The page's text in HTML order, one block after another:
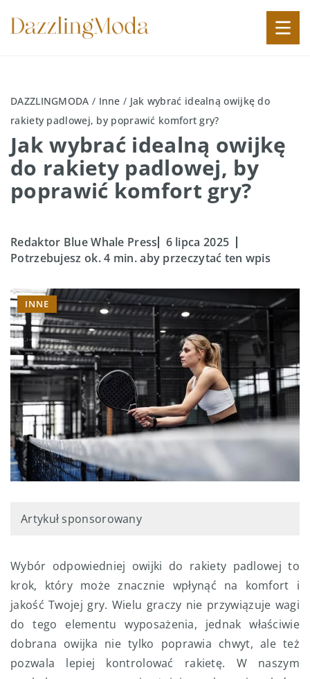
DAZZLINGMODA / Inne / Jak wybrać idealną owijkę do
rakiety padlowej, by poprawić komfort gry?
Jak wybrać idealną owijkę
do rakiety padlowej, by
poprawić komfort gry?
Redaktor Blue Whale Press
6 lipca 2025
Potrzebujesz ok. 4 min. aby przeczytać ten wpis
INNE
Artykuł sponsorowany
Wybór odpowiedniej owijki do rakiety padlowej to
krok, który może znacznie wpłynąć na komfort i
jakość Twojej gry. Wielu graczy nie przywiązuje wagi
do tego elementu wyposażenia, jednak właściwie
dobrana owijka nie tylko poprawia chwyt, ale też
pozwala lepiej kontrolować rakietę. W naszym